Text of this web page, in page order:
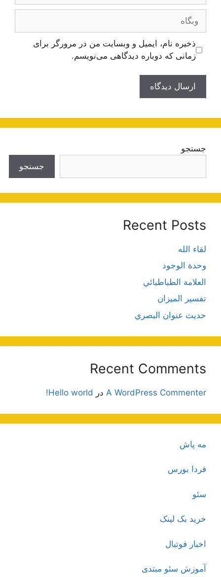
وبگاه
ذخیره نام، ایمیل و وبسایت من در مرورگر برای
زمانی که دوباره دیدگاهی می‌نویسم.
جستجو
جستجو
Recent Posts
لقاء الله
وحدة الوجود
العلامة الطباطبائي
تفسير الميزان
حديث عنوان البصري
Recent Comments
A WordPress Commenter در Hello world!
مه پاش
فردا بورس
سئو
خرید بک لینک
اخبار فوتبال
آموزش سئو مبتدی